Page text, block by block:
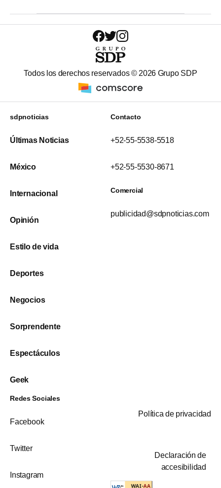
Todos los derechos reservados © 2026 Grupo SDP
sdpnoticias
Últimas Noticias
México
Internacional
Opinión
Estilo de vida
Deportes
Negocios
Sorprendente
Espectáculos
Geek
Contacto
+52-55-5538-5518
+52-55-5530-8671
Comercial
publicidad@sdpnoticias.com
Redes Sociales
Facebook
Twitter
Instagram
Política de privacidad
Declaración de
accesibilidad